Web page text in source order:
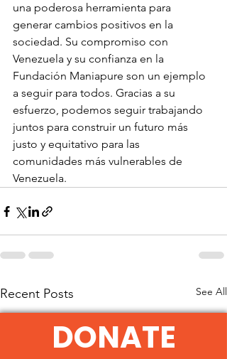
una poderosa herramienta para
generar cambios positivos en la
sociedad. Su compromiso con
Venezuela y su confianza en la
Fundación Maniapure son un ejemplo
a seguir para todos. Gracias a su
esfuerzo, podemos seguir trabajando
juntos para construir un futuro más
justo y equitativo para las
comunidades más vulnerables de
Venezuela.
Recent Posts See All
DONATE